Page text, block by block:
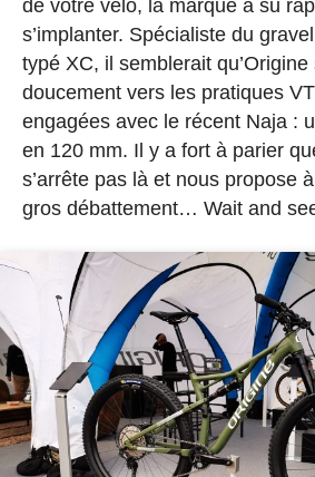
de votre vélo, la marque a su
s’implanter. Spécialiste du
typé XC, il semblerait qu’Origine
doucement vers les pratiques
engagées avec le récent Naja :
en 120 mm. Il y a fort à parier
s’arrête pas là et nous propose
gros débattement… Wait and